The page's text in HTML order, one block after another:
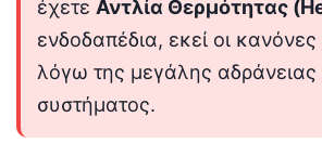
έχετε Αντλία Θερμότητας
ενδοδαπέδια, εκεί οι
λόγω της μεγάλης αδράνειας
συστήματος.